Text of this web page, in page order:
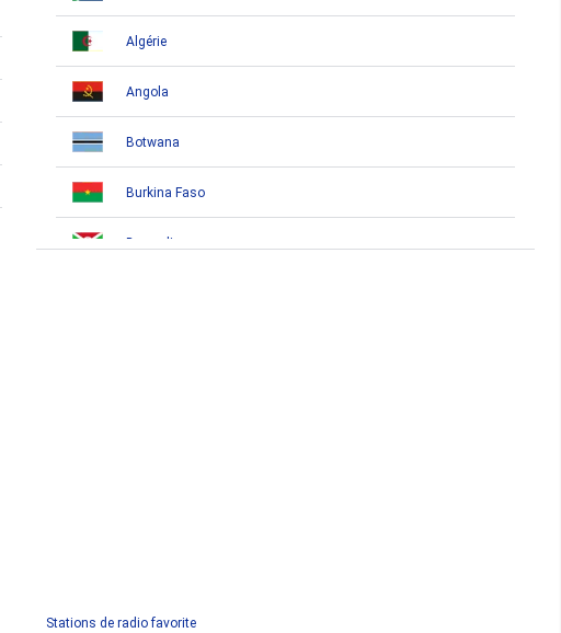
Algérie
Angola
Botwana
Burkina Faso
Burundi
Stations de radio favorite